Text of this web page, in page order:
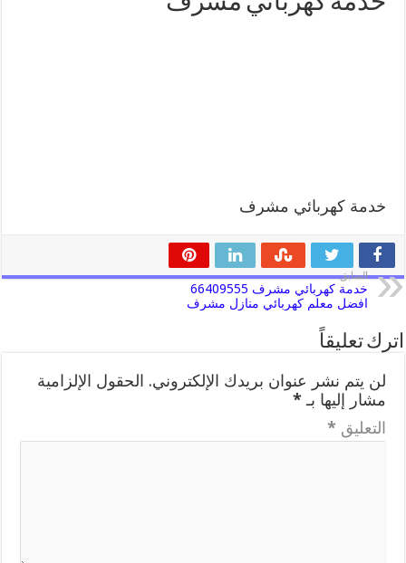
خدمة كهربائي مشرف
السابق
خدمة كهربائي مشرف 66409555
افضل معلم كهربائي منازل مشرف
اترك تعليقاً
لن يتم نشر عنوان بريدك الإلكتروني. الحقول الإلزامية
مشار إليها بـ*
التعليق *